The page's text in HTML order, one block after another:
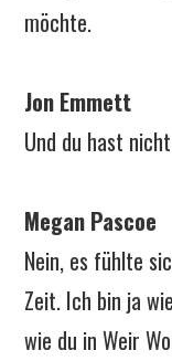
möchte.
Jon Emmett
Und du hast
Megan Pascoe
Nein, es fühlte
Zeit. Ich bin ja
wie du in Weir